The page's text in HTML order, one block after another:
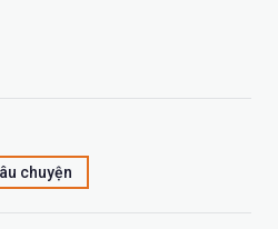
chuyện